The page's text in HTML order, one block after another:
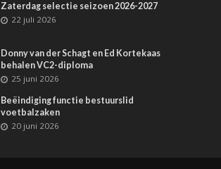
Zaterdag selectie seizoen 2026-2027
22 juli 2026
Donny van der Schagt en Ed Kortekaas
behalen VC2-diploma
25 juni 2026
Beëindiging functie bestuurslid
voetbalzaken
20 juni 2026